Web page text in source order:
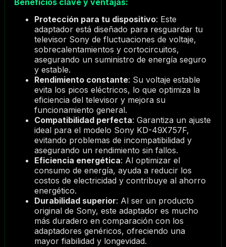
Protección para tu dispositivo: Este
adaptador está diseñado para resguardar tu
televisor Sony de fluctuaciones de voltaje,
sobrecalentamientos y cortocircuitos,
asegurando un suministro de energía seguro
y estable.
Rendimiento constante: Su voltaje estable
evita los picos eléctricos, lo que optimiza la
eficiencia del televisor y mejora su
funcionamiento general.
Compatibilidad perfecta: Garantiza un ajuste
ideal para el modelo Sony KD-49X757F,
evitando problemas de incompatibilidad y
asegurando un rendimiento sin fallos.
Eficiencia energética: Al optimizar el
consumo de energía, ayuda a reducir los
costos de electricidad y contribuye al ahorro
energético.
Durabilidad superior: Al ser un producto
original de Sony, este adaptador es mucho
más duradero en comparación con los
adaptadores genéricos, ofreciendo una
mayor fiabilidad y longevidad.